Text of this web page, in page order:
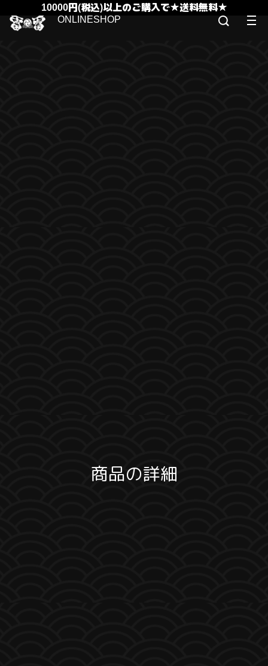
10000円(税込)以上のご購入で★送料無料★
商品の詳細
ONLINESHOP